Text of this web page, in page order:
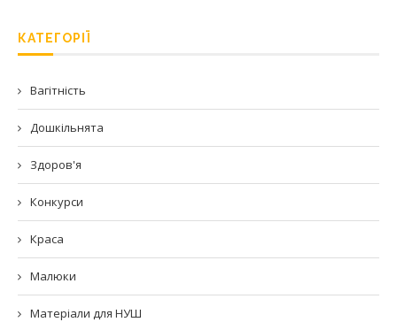
КАТЕГОРІЇ
Вагітність
Дошкільнята
Здоров'я
Конкурси
Краса
Малюки
Матеріали для НУШ